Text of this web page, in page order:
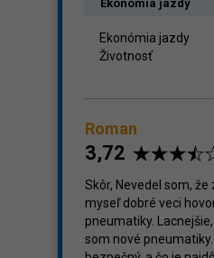
Ekonómia jazdy
Ekonómia jazdy
Životnosť
Roman
3,72
Skôr, Nevedel som,
myseľ dobré veci
pneumatiky.
som nové